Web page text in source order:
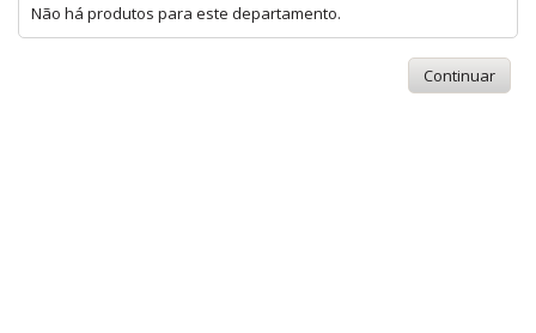
Não há produtos para este departamento.
Continuar